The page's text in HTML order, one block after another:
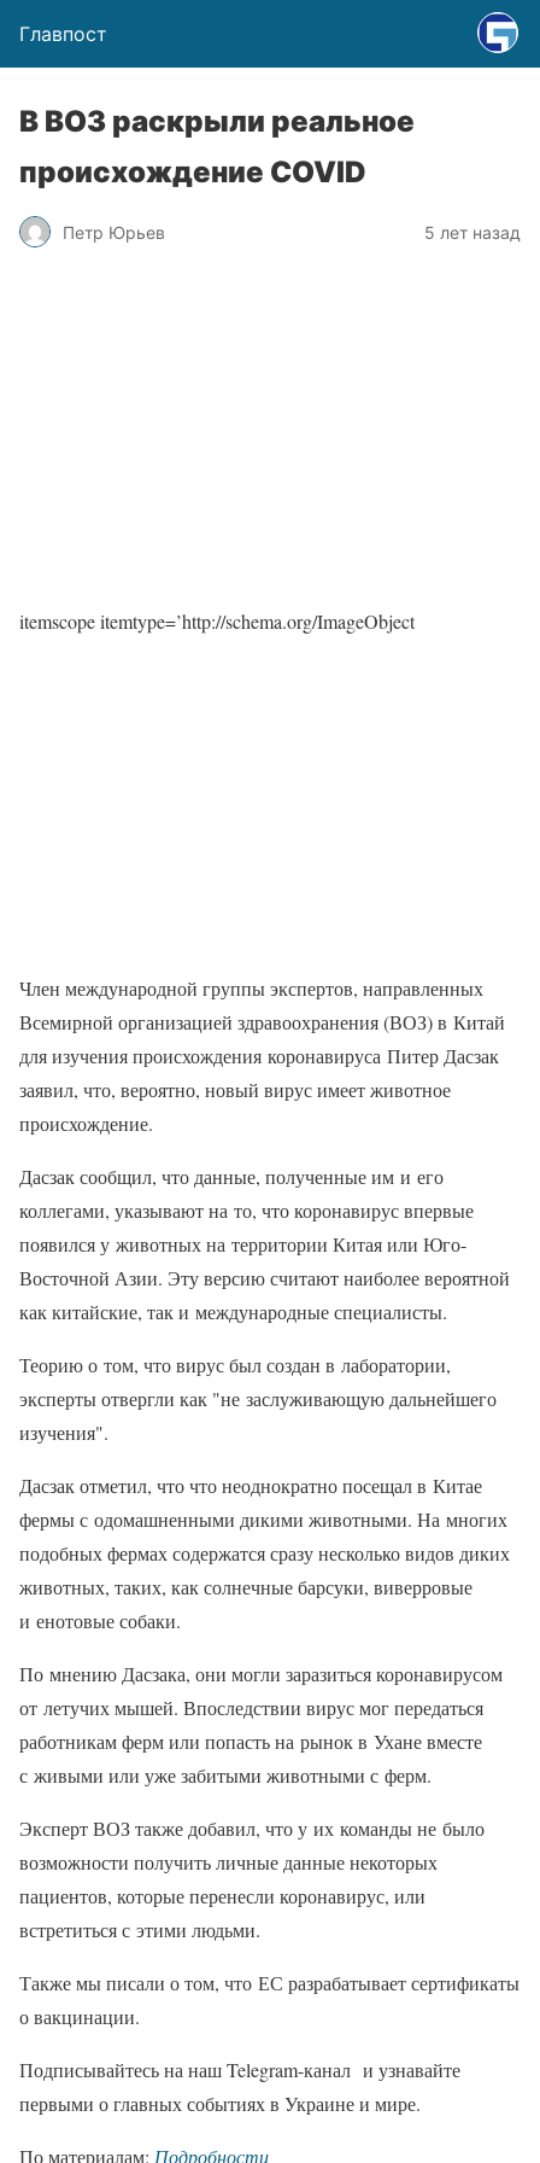
Главпост
В ВОЗ раскрыли реальное
происхождение COVID
Петр Юрьев 5 лет назад
itemscope itemtype=’http://schema.org/ImageObject
Член международной группы экспертов, направленных
Всемирной организацией здравоохранения (ВОЗ) в Китай
для изучения происхождения коронавируса Питер Дасзак
заявил, что, вероятно, новый вирус имеет животное
происхождение.
Дасзак сообщил, что данные, полученные им и его
коллегами, указывают на то, что коронавирус впервые
появился у животных на территории Китая или Юго-
Восточной Азии. Эту версию считают наиболее вероятной
как китайские, так и международные специалисты.
Теорию о том, что вирус был создан в лаборатории,
эксперты отвергли как "не заслуживающую дальнейшего
изучения".
Дасзак отметил, что что неоднократно посещал в Китае
фермы с одомашненными дикими животными. На многих
подобных фермах содержатся сразу несколько видов диких
животных, таких, как солнечные барсуки, виверровые
и енотовые собаки.
По мнению Дасзака, они могли заразиться коронавирусом
от летучих мышей. Впоследствии вирус мог передаться
работникам ферм или попасть на рынок в Ухане вместе
с живыми или уже забитыми животными с ферм.
Эксперт ВОЗ также добавил, что у их команды не было
возможности получить личные данные некоторых
пациентов, которые перенесли коронавирус, или
встретиться с этими людьми.
Также мы писали о том, что ЕС разрабатывает сертификаты
о вакцинации.
Подписывайтесь на наш Telegram-канал и узнавайте
первыми о главных событиях в Украине и мире.
По материалам: Подробности